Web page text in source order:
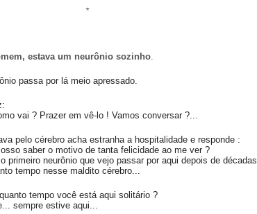
*
estava um neurônio sozinho.
passa por lá meio apressado.
vai ? Prazer em vê-lo ! Vamos conversar ?...
pelo cérebro acha estranha a hospitalidade e responde :
saber o motivo de tanta felicidade ao me ver ?
primeiro neurônio que vejo passar por aqui depois de décadas
tempo nesse maldito cérebro...
tempo você está aqui solitário ?
sempre estive aqui...